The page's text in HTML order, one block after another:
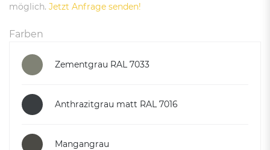
möglich. Jetzt Anfrage senden!
Farben
Zementgrau RAL 7033
Anthrazitgrau matt RAL 7016
Mangangrau